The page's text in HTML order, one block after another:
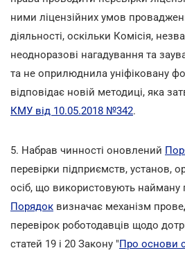
ними ліцензійних умов
діяльності, оскільки Комісія,
неодноразові нагадування та
та не оприлюднила уніфіковану
відповідає новій методиці, яка
КМУ від 10.05.2018 №342.
5. Набрав чинності оновлений
перевірки підприємств, установ,
осіб, що використовують
Порядок визначає механізм
перевірок роботодавців щодо
статей 19 і 20 Закону "Про основи